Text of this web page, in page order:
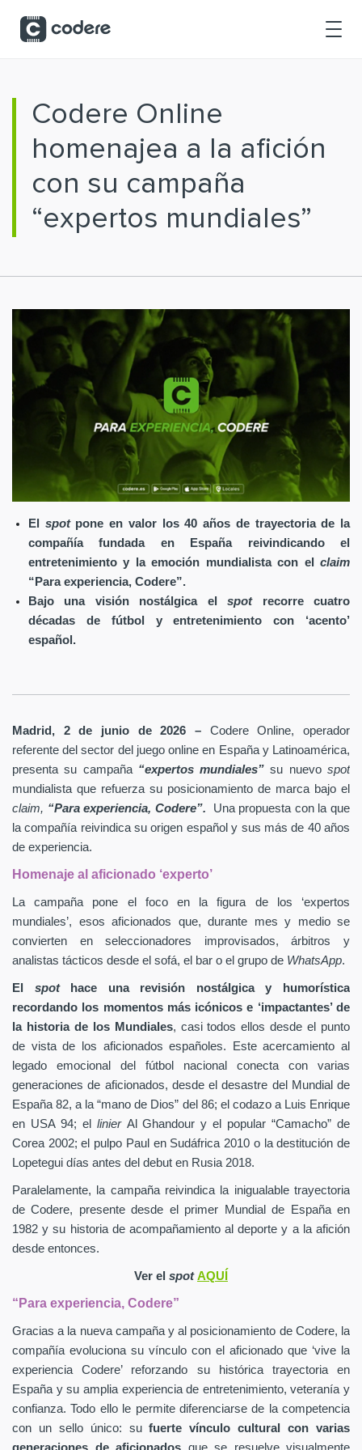
Codere Online
homenajea a la afición
con su campaña
“expertos mundiales”
El spot pone en valor los 40 años de trayectoria de la
compañía fundada en España reivindicando el
entretenimiento y la emoción mundialista con el claim
“Para experiencia, Codere”.
Bajo una visión nostálgica elspotrecorre cuatro
décadas de fútbol y entretenimiento con ‘acento’
español.
Madrid, 2 de junio de 2026 – Codere Online, operador
referente del sector del juego online en España y Latinoamérica,
presenta su campaña “expertos mundiales” su nuevospot
mundialista que refuerza su posicionamiento de marca bajo el
claim, “Para experiencia, Codere”.
Una propuesta con la que
la compañía reivindica su origen español y sus más de 40 años
de experiencia.
Homenaje al aficionado ‘experto’
La campaña pone el foco en la figura de los ‘expertos
mundiales’, esos aficionados que, durante mes y medio se
convierten en seleccionadores improvisados, árbitros y
analistas tácticos desde el sofá, el bar o el grupo de WhatsApp.
El spothace una revisión nostálgica y humorística
recordando los momentos más icónicos e ‘impactantes’ de
la historia de los Mundiales, casi todos ellos desde el punto
de vista de los aficionados españoles. Este acercamiento al
legado emocional del fútbol nacional conecta con varias
generaciones de aficionados, desde el desastre del Mundial de
España 82, a la “mano de Dios” del 86; el codazo a Luis Enrique
en USA 94; el linier Al Ghandour y el popular “Camacho” de
Corea 2002; el pulpo Paul en Sudáfrica 2010 o la destitución de
Lopetegui días antes del debut en Rusia 2018.
Paralelamente, la campaña reivindica la inigualable trayectoria
de Codere, presente desde el primer Mundial de España en
1982 y su historia de acompañamiento al deporte y a la afición
desde entonces.
Ver el spotAQUÍ
“Para experiencia, Codere”
Gracias a la nueva campaña y al posicionamiento de Codere, la
compañía evoluciona su vínculo con el aficionado que ‘vive la
experiencia Codere’ reforzando su histórica trayectoria en
España y su amplia experiencia de entretenimiento, veteranía y
confianza. Todo ello le permite diferenciarse de la competencia
con un sello único: sufuerte vínculo cultural con varias